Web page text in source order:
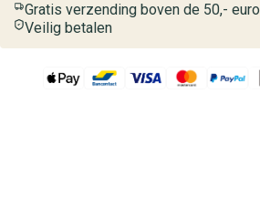
Gratis verzending boven de 50,- euro
Veilig betalen